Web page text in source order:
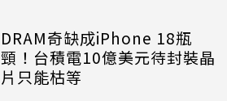
DRAM奇缺成iPhone 18瓶
頸！台積電10億美元待封裝晶
片只能枯等